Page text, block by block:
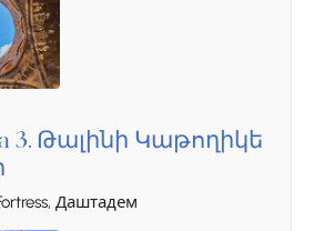
3. Թալինի Կաթողիկե
Даштадем